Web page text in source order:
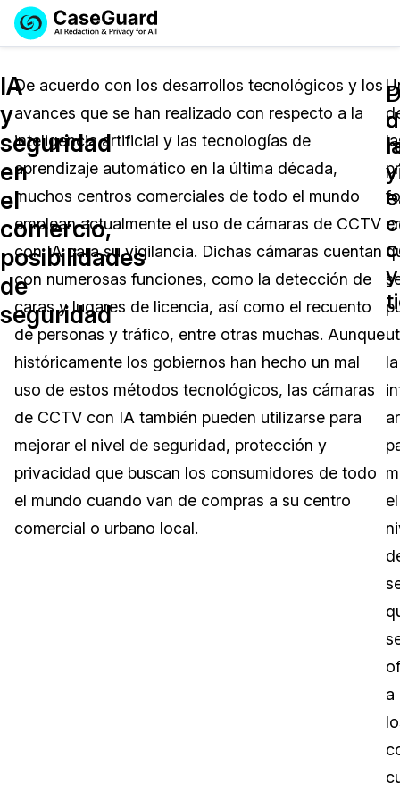
Licencia de CaseGuard Studio
Precios de Redacción a Pedido
Soluciones
Redacción de vídeos
Redacción de documentos
Redacción de audio
Redacción de imágenes
Transcripción y Traducción
Industrias
Cuerpos Policiales
Transportación
Educación
El Gobierno
Servicios Financieros
Precios
Recursos
Artículos
Casos Practicos
Videoteca
Recomendaciones
Eventos
Demo
English
Español
IA
y
seguridad
en
el
comercio,
posibilidades
de
seguridad
De acuerdo con los desarrollos tecnológicos y los
avances que se han realizado con respecto a la
inteligencia artificial y las tecnologías de
aprendizaje automático en la última década,
muchos centros comerciales de todo el mundo
emplean actualmente el uso de cámaras de CCTV
con IA para su vigilancia. Dichas cámaras cuentan
con numerosas funciones, como la detección de
caras y lugares de licencia, así como el recuento
de personas y tráfico, entre otras muchas. Aunque
históricamente los gobiernos han hecho un mal
uso de estos métodos tecnológicos, las cámaras
de CCTV con IA también pueden utilizarse para
mejorar el nivel de seguridad, protección y
privacidad que buscan los consumidores de todo
el mundo cuando van de compras a su centro
comercial o urbano local.
y
la
el
a
y